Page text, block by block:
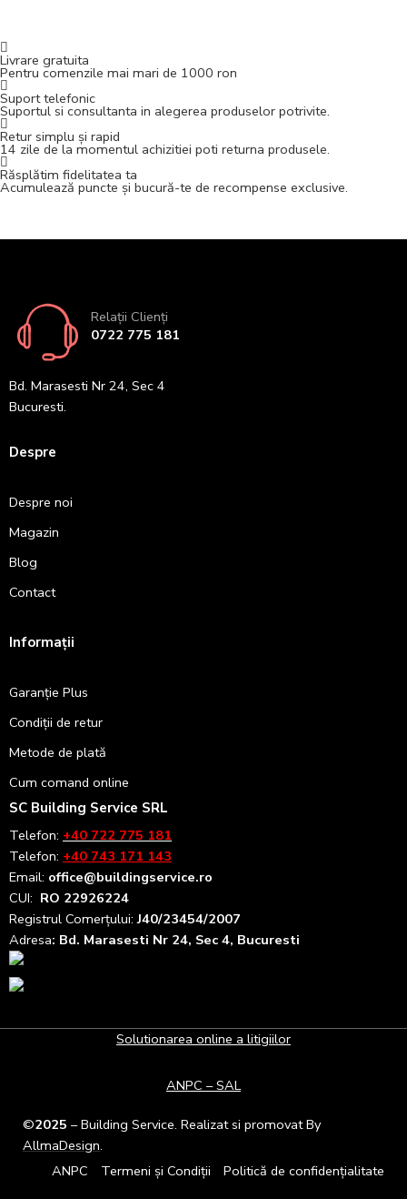
Livrare gratuita
Pentru comenzile mai mari de 1000 ron
Suport telefonic
Suportul si consultanta in alegerea produselor potrivite.
Retur simplu și rapid
14 zile de la momentul achizitiei poti returna produsele.
Răsplătim fidelitatea ta
Acumulează puncte și bucură-te de recompense exclusive.
Relații Clienți
0722 775 181
Bd. Marasesti Nr 24, Sec 4
Bucuresti.
Despre
Despre noi
Magazin
Blog
Contact
Informații
Garanție Plus
Condiții de retur
Metode de plată
Cum comand online
SC Building Service SRL
Telefon: +40 722 775 181
Telefon: +40 743 171 143
Email: office@buildingservice.ro
CUI: RO 22926224
Registrul Comerțului:J40/23454/2007
Adresa: Bd. Marasesti Nr 24, Sec 4, Bucuresti
Solutionarea online a litigiilor
ANPC – SAL
©2025 – Building Service. Realizat si promovat By
AllmaDesign.
ANPC
Termeni și Condiții Politică de confidențialitate